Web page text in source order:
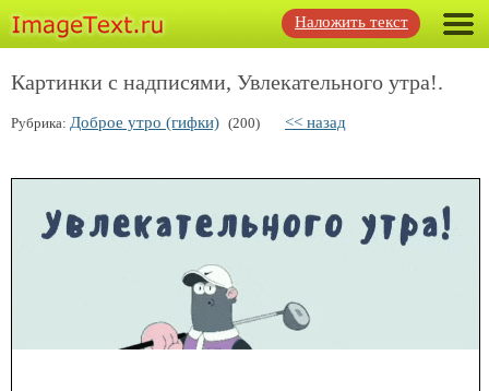
Наложить текст
Картинки с надписями, Увлекательного утра!.
Рубрика: Доброе утро (гифки) (200) << назад